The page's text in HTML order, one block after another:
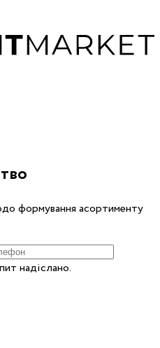
формування асортименту
надіслано.